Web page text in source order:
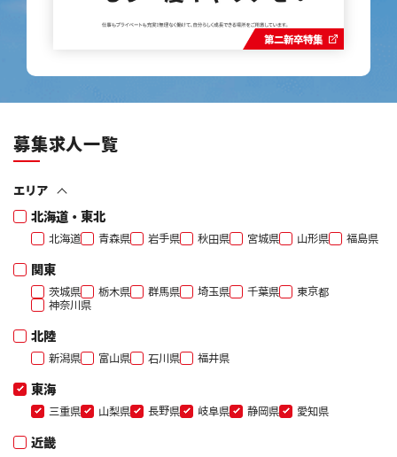
第二新卒特集
募集求人一覧
エリア
北海道・東北
北海道 青森県 岩手県 秋田県 宮城県 山形県 福島県
関東
茨城県 栃木県 群馬県 埼玉県 千葉県
東京都
神奈川県
北陸
新潟県 富山県 石川県 福井県
東海
三重県 山梨県 長野県 岐阜県 静岡県 愛知県
近畿